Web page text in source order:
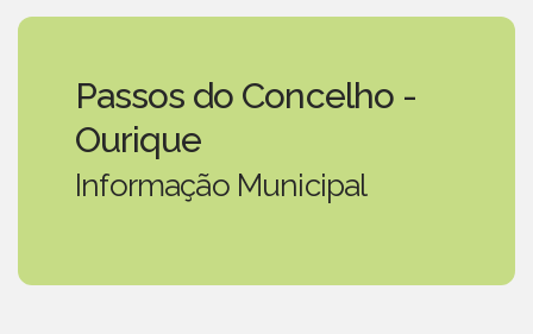
Passos do Concelho -
Ourique
Informação Municipal